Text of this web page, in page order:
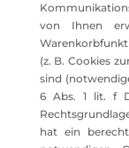
von Ihnen
(z. B. Cookies
sind
6 Abs. 1 lit. f
hat ein